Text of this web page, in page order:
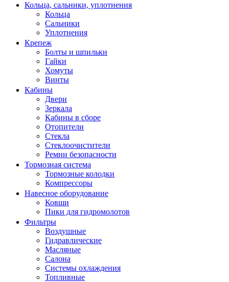
Кольца, сальники, уплотнения
Кольца
Сальники
Уплотнения
Крепеж
Болты и шпильки
Гайки
Хомуты
Винты
Кабины
Двери
Зеркала
Кабины в сборе
Отопители
Стекла
Стеклоочистители
Ремни безопасности
Тормозная система
Тормозные колодки
Компрессоры
Навесное оборудование
Ковши
Пики для гидромолотов
Фильтры
Воздушные
Гидравлические
Масляные
Салона
Системы охлаждения
Топливные